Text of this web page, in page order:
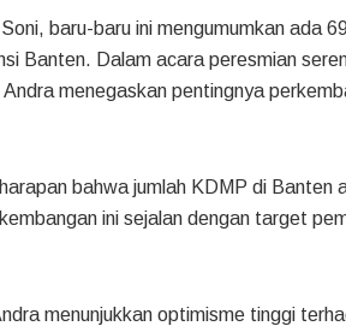
baru-baru ini mengumumkan ada
Banten. Dalam acara peresmian
Andra menegaskan pentingnya
bahwa jumlah KDMP di
ini sejalan dengan target
menunjukkan optimisme tinggi